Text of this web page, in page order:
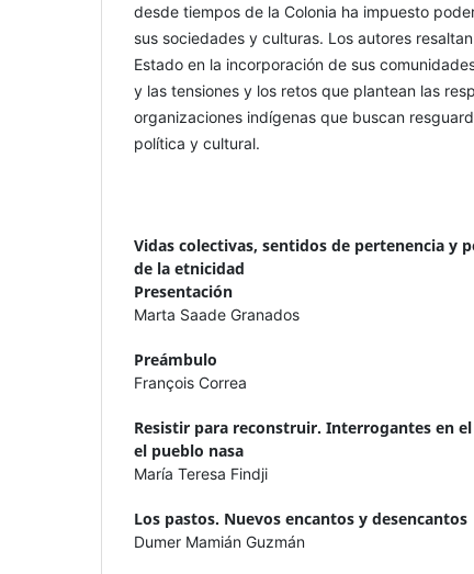
desde tiempos de la Colonia ha impuesto
sus sociedades y culturas. Los autores
Estado en la incorporación de sus
y las tensiones y los retos que plantean las
organizaciones indígenas que buscan
política y cultural.
Vidas colectivas, sentidos de pertenencia y
de la etnicidad
Presentación
Marta Saade Granados
Preámbulo
François Correa
Resistir para reconstruir. Interrogantes en
el pueblo nasa
María Teresa Findji
Los pastos. Nuevos encantos y desencantos
Dumer Mamián Guzmán